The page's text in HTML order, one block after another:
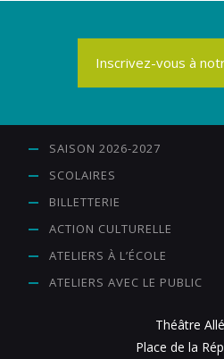
Inscrivez-vous à
SAISON 2026-2027
SCOLAIRES
BILLETTERIE
ACTION CULTURELLE
ATELIERS À L’ÉCOLE
ATELIERS AVEC LE PUBLIC
Théâtre
Place de la